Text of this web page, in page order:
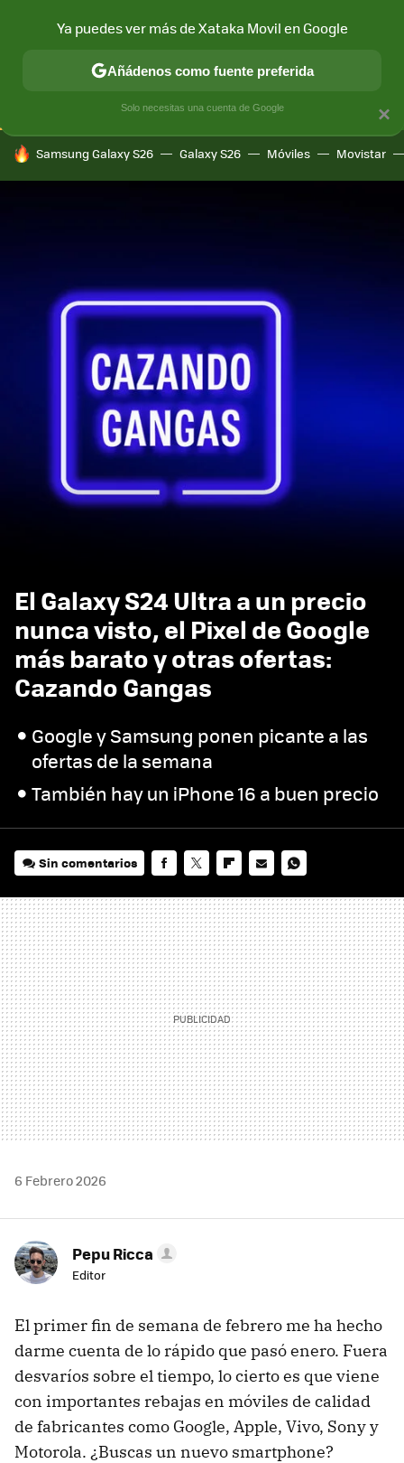
CONECTIVIDAD MÓVIL Y SOCIEDAD APLICACIONES
HOY SE HABLA DE
Samsung Galaxy S26 Galaxy S26 Móviles Movistar
El Galaxy S24 Ultra a un precio
nunca visto, el Pixel de Google
más barato y otras ofertas:
Cazando Gangas
Google y Samsung ponen picante a las
ofertas de la semana
También hay un iPhone 16 a buen precio
Sin comentarios
MAIL
6 Febrero 2026
Pepu Ricca
Editor
El primer fin de semana de febrero me ha hecho
darme cuenta de lo rápido que pasó enero. Fuera
desvaríos sobre el tiempo, lo cierto es que viene
con importantes rebajas en móviles de calidad
de fabricantes como Google, Apple, Vivo, Sony y
Motorola. ¿Buscas un nuevo smartphone?
×
Ya puedes ver más de Xataka Movil en Google
Añádenos como fuente preferida
Solo necesitas una cuenta de Google